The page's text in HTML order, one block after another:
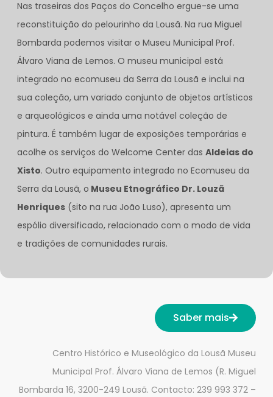
Nas traseiras dos Paços do Concelho ergue-se uma
reconstituição do pelourinho da Lousã. Na rua Miguel
Bombarda podemos visitar o Museu Municipal Prof.
Álvaro Viana de Lemos. O museu municipal está
integrado no ecomuseu da Serra da Lousã e inclui na
sua coleção, um variado conjunto de objetos artísticos
e arqueológicos e ainda uma notável coleção de
pintura. É também lugar de exposições temporárias e
acolhe os serviços do Welcome Center das Aldeias do
Xisto. Outro equipamento integrado no Ecomuseu da
Serra da Lousã, o Museu Etnográfico Dr. Louzã
Henriques (sito na rua João Luso), apresenta um
espólio diversificado, relacionado com o modo de vida
e tradições de comunidades rurais.
Saber mais
Centro Histórico e Museológico da Lousã Museu
Municipal Prof. Álvaro Viana de Lemos (R. Miguel
Bombarda 16, 3200-249 Lousã. Contacto: 239 993 372 –